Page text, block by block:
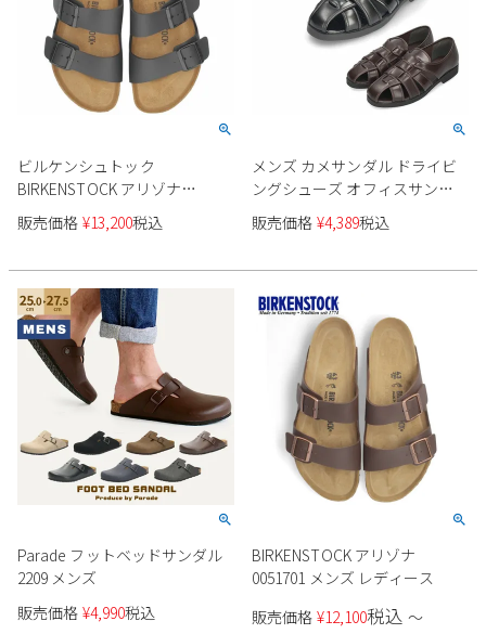
ビルケンシュトック
BIRKENSTOCK アリゾナ
ARIZONA 0051791 メンズ レデ
ィース サンダル ブラック 黒 幅
販売価格 ¥13,200税込
メンズ カメサンダル ドライビ
ングシューズ オフィスサンダ
ル Wilson ウィルソン 3600 ブラ
ック ダークブラウン コンフォ
販売価格 ¥4,389税込
Parade フットベッドサンダル
2209 メンズ
販売価格 ¥4,990税込
BIRKENSTOCK アリゾナ
0051701 メンズ レディース
販売価格 ¥12,100税込 〜